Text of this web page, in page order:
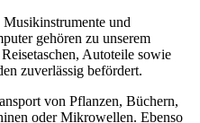
und
gehören zu unserem
Autoteile sowie
zuverlässig befördert.
von Pflanzen, Büchern,
oder Mikrowellen. Ebenso